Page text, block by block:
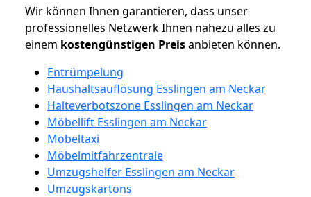
Wir können Ihnen garantieren, dass unser
professionelles Netzwerk Ihnen nahezu alles zu
einem kostengünstigen Preisanbieten können.
Entrümpelung
Haushaltsauflösung Esslingen am Neckar
Halteverbotszone Esslingen am Neckar
Möbellift Esslingen am Neckar
Möbeltaxi
Möbelmitfahrzentrale
Umzugshelfer Esslingen am Neckar
Umzugskartons